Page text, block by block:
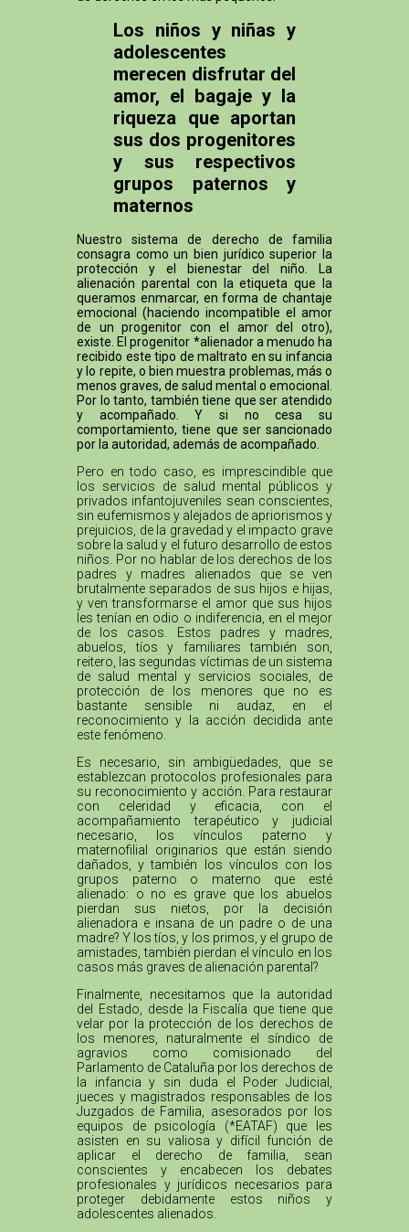
Los niños y niñas y
adolescentes
merecen disfrutar del
amor, el bagaje y la
riqueza que aportan
sus dos progenitores
y sus respectivos
grupos paternos y
maternos
Nuestro sistema de derecho de familia
consagra como un bien jurídico superior la
protección y el bienestar del niño. La
alienación parental con la etiqueta que la
queramos enmarcar, en forma de chantaje
emocional (haciendo incompatible el amor
de un progenitor con el amor del otro),
existe. El progenitor *alienador a menudo ha
recibido este tipo de maltrato en su infancia
y lo repite, o bien muestra problemas, más o
menos graves, de salud mental o emocional.
Por lo tanto, también tiene que ser atendido
y acompañado. Y si no cesa su
comportamiento, tiene que ser sancionado
por la autoridad, además de acompañado.
Pero en todo caso, es imprescindible que
los servicios de salud mental públicos y
privados infantojuveniles sean conscientes,
sin eufemismos y alejados de apriorismos y
prejuicios, de la gravedad y el impacto grave
sobre la salud y el futuro desarrollo de estos
niños. Por no hablar de los derechos de los
padres y madres alienados que se ven
brutalmente separados de sus hijos e hijas,
y ven transformarse el amor que sus hijos
les tenían en odio o indiferencia, en el mejor
de los casos. Estos padres y madres,
abuelos, tíos y familiares también son,
reitero, las segundas víctimas de un sistema
de salud mental y servicios sociales, de
protección de los menores que no es
bastante sensible ni audaz, en el
reconocimiento y la acción decidida ante
este fenómeno.
Es necesario, sin ambigüedades, que se
establezcan protocolos profesionales para
su reconocimiento y acción. Para restaurar
con celeridad y eficacia, con el
acompañamiento terapéutico y judicial
necesario, los vínculos paterno y
maternofilial originarios que están siendo
dañados, y también los vínculos con los
grupos paterno o materno que esté
alienado: o no es grave que los abuelos
pierdan sus nietos, por la decisión
alienadora e insana de un padre o de una
madre? Y los tíos, y los primos, y el grupo de
amistades, también pierdan el vínculo en los
casos más graves de alienación parental?
Finalmente, necesitamos que la autoridad
del Estado, desde la Fiscalía que tiene que
velar por la protección de los derechos de
los menores, naturalmente el síndico de
agravios como comisionado del
Parlamento de Cataluña por los derechos de
la infancia y sin duda el Poder Judicial,
jueces y magistrados responsables de los
Juzgados de Familia, asesorados por los
equipos de psicología (*EATAF) que les
asisten en su valiosa y difícil función de
aplicar el derecho de familia, sean
conscientes y encabecen los debates
profesionales y jurídicos necesarios para
proteger debidamente estos niños y
adolescentes alienados.